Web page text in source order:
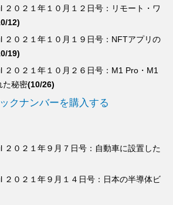
２０２１年１０月２６日号：M1 Pro・M1
た秘密(10/26)
２０２１年１０月１９日号：NFTアプリの
19)
２０２１年１０月１２日号：リモート・ワ
12)
クナンバーを購入する
２０２１年９月１４日号：日本の半導体ビ
２０２１年９月７日号：自動車に設置した